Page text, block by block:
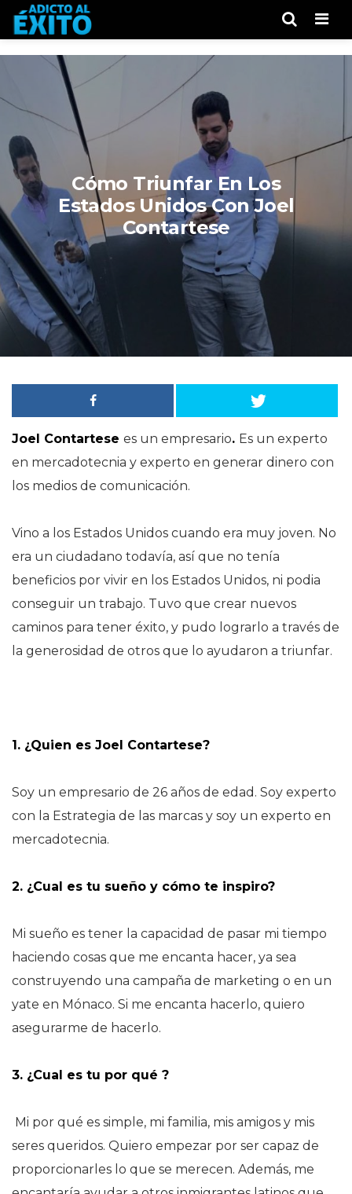
Cómo Triunfar En Los
Estados Unidos Con Joel
Contartese
Joel Contartese es un empresario. Es un experto
en mercadotecnia y experto en generar dinero con
los medios de comunicación.
Vino a los Estados Unidos cuando era muy joven. No
era un ciudadano todavía, así que no tenía
beneficios por vivir en los Estados Unidos, ni podia
conseguir un trabajo. Tuvo que crear nuevos
caminos para tener éxito, y pudo lograrlo a través de
la generosidad de otros que lo ayudaron a triunfar.
1. ¿Quien es Joel Contartese?
Soy un empresario de 26 años de edad. Soy experto
con la Estrategia de las marcas y soy un experto en
mercadotecnia.
2. ¿Cual es tu sueño y cómo te inspiro?
Mi sueño es tener la capacidad de pasar mi tiempo
haciendo cosas que me encanta hacer, ya sea
construyendo una campaña de marketing o en un
yate en Mónaco. Si me encanta hacerlo, quiero
asegurarme de hacerlo.
3. ¿Cual es tu por qué ?
Mi por qué es simple, mi familia, mis amigos y mis
seres queridos. Quiero empezar por ser capaz de
proporcionarles lo que se merecen. Además, me